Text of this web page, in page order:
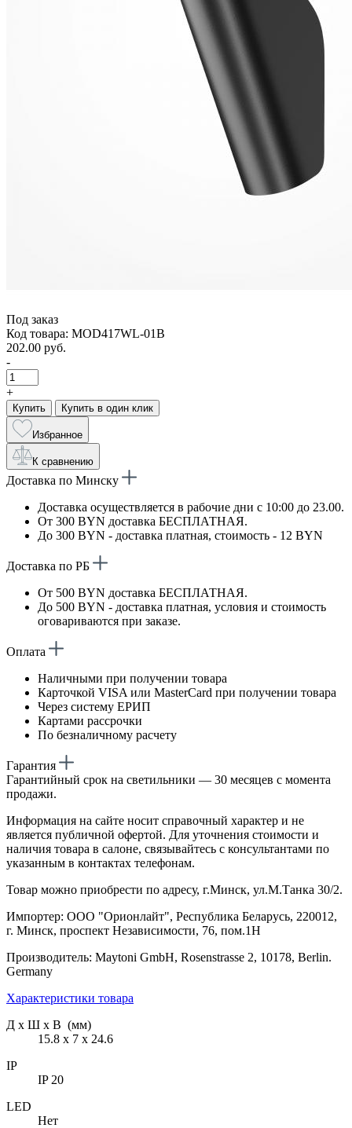
Под заказ
Код товара: MOD417WL-01B
202.00 руб.
-
+
Купить Купить в один клик
Избранное
К сравнению
Доставка по Минску
Доставка осуществляется в рабочие дни с 10:00 до 23.00.
От 300 BYN доставка БЕСПЛАТНАЯ.
До 300 BYN - доставка платная, стоимость - 12 BYN
Доставка по РБ
От 500 BYN доставка БЕСПЛАТНАЯ.
До 500 BYN - доставка платная, условия и стоимость
оговариваются при заказе.
Оплата
Наличными при получении товара
Карточкой VISA или MasterCard при получении товара
Через систему ЕРИП
Картами рассрочки
По безналичному расчету
Гарантия
Гарантийный срок на светильники — 30 месяцев с момента
продажи.
Информация на сайте носит справочный характер и не
является публичной офертой. Для уточнения стоимости и
наличия товара в салоне, связывайтесь с консультантами по
указанным в контактах телефонам.
Товар можно приобрести по адресу, г.Минск, ул.М.Танка 30/2.
Импортер: ООО "Орионлайт", Республика Беларусь, 220012,
г. Минск, проспект Независимости, 76, пом.1Н
Производитель: Maytoni GmbH, Rosenstrasse 2, 10178, Berlin.
Germany
Характеристики товара
Д х Ш х В (мм)
15.8 х 7 х 24.6
IP
IP 20
LED
Нет